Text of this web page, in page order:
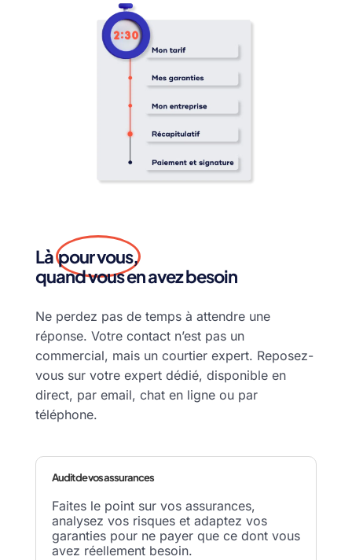
Là pour vous,
quand vous en avez besoin
Ne perdez pas de temps à attendre une
réponse. Votre contact n’est pas un
commercial, mais un courtier expert. Reposez-
vous sur votre expert dédié, disponible en
direct, par email, chat en ligne ou par
téléphone.
Audit de vos assurances
Faites le point sur vos assurances,
analysez vos risques et adaptez vos
garanties pour ne payer que ce dont vous
avez réellement besoin.